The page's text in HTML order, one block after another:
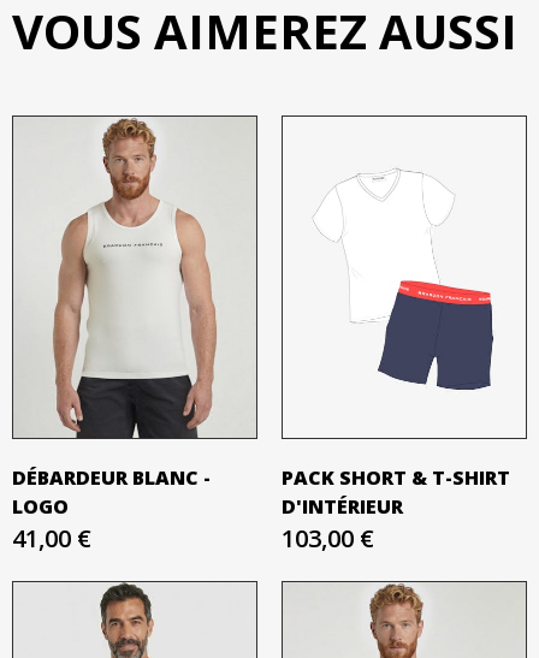
VOUS AIMEREZ AUSSI
DÉBARDEUR BLANC -
LOGO
41,00 €
PACK SHORT & T-SHIRT
D'INTÉRIEUR
103,00 €